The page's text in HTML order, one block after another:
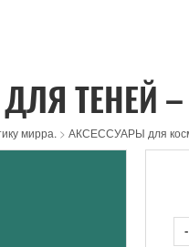
ТЕНЕЙ –
мирра. > АКСЕССУАРЫ для
-